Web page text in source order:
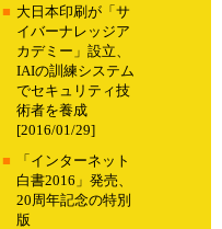
■ 大日本印刷が「サ
イバーナレッジア
カデミー」設立、
IAIの訓練システム
でセキュリティ技
術者を養成
[2016/01/29]
■
「インターネット
白書2016」発売、
20周年記念の特別
版